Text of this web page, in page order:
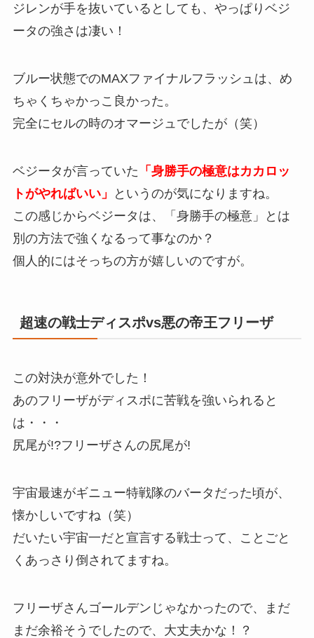
ジレンが手を抜いているとしても、やっぱりベジ
ータの強さは凄い！
ブルー状態でのMAXファイナルフラッシュは、め
ちゃくちゃかっこ良かった。
完全にセルの時のオマージュでしたが（笑）
ベジータが言っていた 「身勝手の極意はカカロッ
トがやればいい」
というのが気になりますね。
この感じからベジータは、「身勝手の極意」とは
別の方法で強くなるって事なのか？
個人的にはそっちの方が嬉しいのですが。
超速の戦士ディスポvs悪の帝王フリーザ
この対決が意外でした！
あのフリーザがディスポに苦戦を強いられると
は・・・
尻尾が!?フリーザさんの尻尾が!
宇宙最速がギニュー特戦隊のバータだった頃が、
懐かしいですね（笑）
だいたい宇宙一だと宣言する戦士って、ことごと
くあっさり倒されてますね。
フリーザさんゴールデンじゃなかったので、まだ
まだ余裕そうでしたので、大丈夫かな！？